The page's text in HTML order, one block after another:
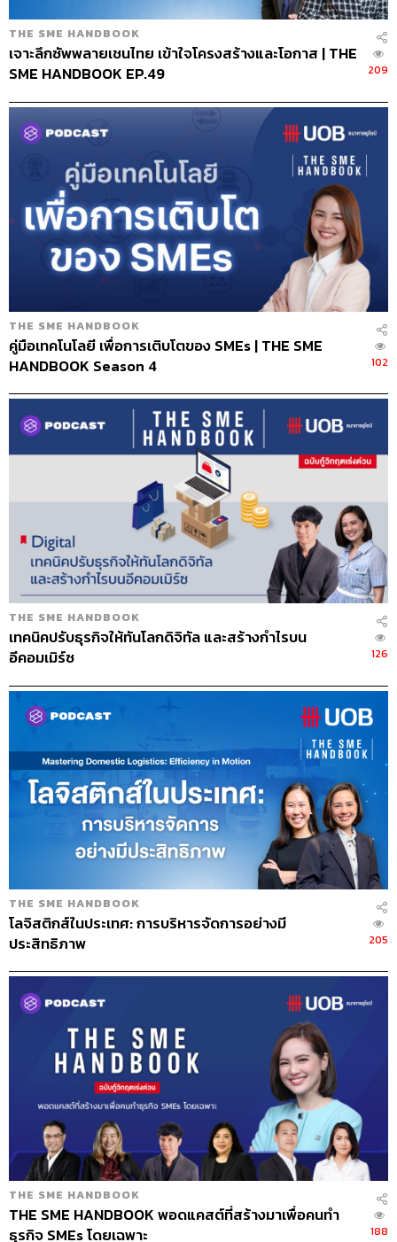
โลกวันนี้ไม่เหมือนเดิม ถ้าเราจะหวังทำ
แต่เรื่องเดิมๆ เพื่อสร้างผลลัพธ์ที่ดีกว่า
เดิม หรือแม้กระทั่งทำเท่าเดิม ก็คงไม่พอ
อีกต่อไป
เมื่อถึงจุดที่ต้องทรานส์ฟอร์ม เราควร
ต้องเริ่มจากตรงไหน
คำหนึ่งที่ถูกพูดถึงกันมากในช่วง 3-4 ปีนี้คือ Digital
Transformation หลายบริษัทกำลังมุ่งมั่นทำเรื่องนี้อยู่ ซึ่งเราก็
พยายามติดตามผลว่าเป็นอย่างไร อะไรคืออุปสรรค หรือ
อะไรคือความท้าทายที่ทำให้ผลลัพธ์มันไปได้ไม่ดีเท่าที่อยาก
จะได้ และแน่นอนว่าสุดท้ายมันมาติดขัดอยู่ที่ 2 เรื่องคือ ‘คน’
กับ ‘วัฒนธรรม’ ไม่ว่าจะบริษัทไหน หรืออยู่ในอุตสาหกรรม
ใด เจอเหมือนกันหมด
ดังนั้นเราต้องเริ่มจากการตีความว่า ‘วัฒนธรรม’ นั้นแปลว่า
อะไร PacRim นิยามว่ามันคือพฤติกรรมของคนส่วนใหญ่ใน
องค์กร เช่น เวลาอยู่ด้วยกันแล้วเป็นอย่างไร ความสัมพันธ์
ของคนในองค์กร พวกเขารู้สึกสบายใจที่จะพูดคุยกัน หรือ
ไว้ใจซึ่งกันและกันมากแค่ไหน ภาษาที่ใช้พูดกันเป็น Positive
หรือ Negative Energy เหล่านี้คือภาพสะท้อนของวัฒนธรรม
องค์กรที่แตกต่างกัน
เมื่อเข้าใจคำว่าวัฒนธรรมองค์กรแล้ว แต่คำถามต่อมาคือมัน
สำคัญอย่างไรกับ Business Direction ขององค์กร ซึ่งต้อง
บอกว่าทุกวันนี้หลายๆ องค์กรมีเรื่องของวิสัยทัศน์และกลยุทธ์
ชัดเจนอยู่แล้ว แต่ทำไมมันไม่สามารถลงไปสู่ขั้นตอนปฏิบัติ
ได้สักที เหตุผลอาจจะเป็นเพราะวัฒนธรรมที่คุณสร้างเอาไว้
มันดีพอไหมที่จะทำให้กลยุทธ์เดินหน้าไปสู่ความสำเร็จนั้น
ซึ่งเท่าที่เคยร่วมงานกับหลายๆ บริษัท ต้องยอมรับว่าหลายๆ ที่
ต้องปรับเยอะเลยทีเดียว เพราะบางองค์กรก็อาจจะสร้าง
วัฒนธรรมที่ไม่ดีโดยไม่ตั้งใจ เช่น ทำงานแบบรอคำสั่ง พูด
ความจริงไม่ค่อยได้ หรือถ้าทำเกินหน้าที่อาจจะถูกเข้าใจผิด
ว่าก้าวก่าย สิ่งเหล่านี้เป็นความไม่ตั้งใจที่เกิดขึ้นได้บ่อยใน
องค์กร ดังนั้นวัฒนธรรมต้องเปลี่ยน และคนที่สร้างแรง
กระเพื่อมได้มากที่สุดก็คือ ‘ผู้นำองค์กร’
แล้วผู้นำจะทรานฟอร์มวัฒนธรรมอย่างไร อันดับแรกเราจะ
ถามผู้นำทุกคนก่อนว่าเข้าใจคำว่าวัฒนธรรมตรงกันหรือไม่
เห็นความสำคัญของวัฒนธรรมองค์กรว่าส่งผลกระทบต่อ
คนที่เป็นผู้นำในแต่ละพื้นที่
ด้วยความที่วัฒนธรรมเป็นสิ่งที่จับต้องไม่ได้ แต่ถ้าหากเรา
ตีความว่ามันคือพฤติกรรมของคนจะทำให้เราพอจับต้องได้
มากขึ้น สามารถทำการสำรวจได้ว่าวันนี้พฤติกรรมไม่พึง
ประสงค์เหล่านี้เกิดขึ้นหรือไม่ในองค์กรของเรา และอาจจะ
ทำให้คนในองค์กรเห็นว่าถ้าเราต้องการคนกล้าที่จะรับผิด
กล้าพูดความจริง มีความมุ่งมั่นจะช่วยเหลือหรือร่วมมือกับ
คนอื่น ซึ่งสิ่งเหล่านี้คือพฤติกรรมที่เราสามารถสังเกตการณ์
ได้
THE SME HANDBOOK
เจาะลึกซัพพลายเชนไทย เข้าใจโครงสร้างและโอกาส | THE
SME HANDBOOK EP.49
209
THE SME HANDBOOK
คู่มือเทคโนโลยี เพื่อการเติบโตของ SMEs | THE SME
HANDBOOK Season 4
102
THE SME HANDBOOK
เทคนิคปรับธุรกิจให้ทันโลกดิจิทัล และสร้างกำไรบน
อีคอมเมิร์ซ
126
THE SME HANDBOOK
โลจิสติกส์ในประเทศ: การบริหารจัดการอย่างมี
ประสิทธิภาพ
205
THE SME HANDBOOK
THE SME HANDBOOK พอดแคสต์ที่สร้างมาเพื่อคนทำ
ธุรกิจ SMEs โดยเฉพาะ
188